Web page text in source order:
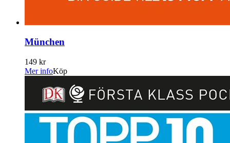
München
149 kr
Mer infoKöp